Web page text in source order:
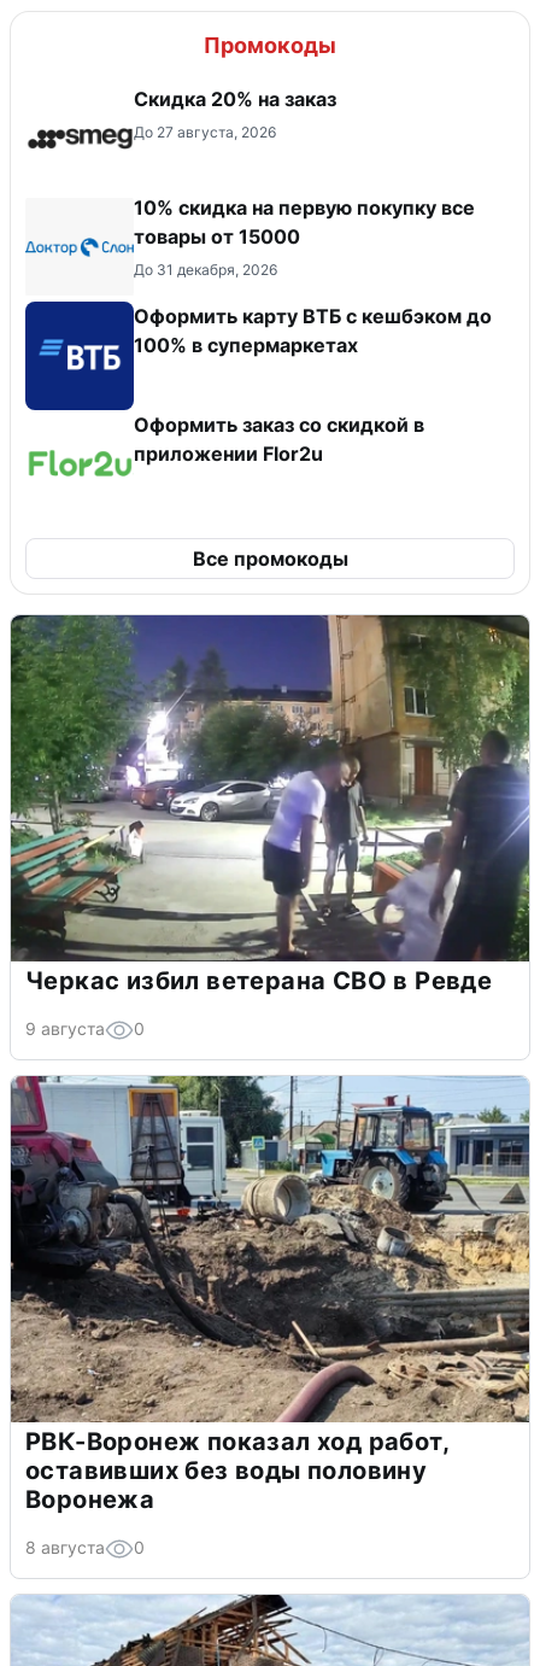
Промокоды
Скидка 20% на заказ
До 27 августа, 2026
10% скидка на первую покупку все
товары от 15000
До 31 декабря, 2026
Оформить карту ВТБ с кешбэком до
100% в супермаркетах
Оформить заказ со скидкой в
приложении Flor2u
Все промокоды
Черкас избил ветерана СВО в Ревде
9 августа 0
РВК-Воронеж показал ход работ,
оставивших без воды половину
Воронежа
8 августа 0